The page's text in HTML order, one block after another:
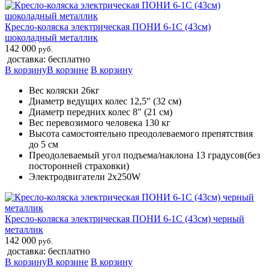
Кресло-коляска электрическая ПОНИ 6-1С (43см)
шоколадный металлик
142 000 руб.
доставка: бесплатно
В корзинуВ корзине В корзину
Вес коляски 26кг
Диаметр ведущих колес 12,5" (32 см)
Диаметр передних колес 8" (21 см)
Вес перевозимого человека 130 кг
Высота самостоятельно преодолеваемого препятствия
до 5 см
Преодолеваемый угол подъема/наклона 13 градусов(без
посторонней страховки)
Электродвигатели 2х250W
Кресло-коляска электрическая ПОНИ 6-1С (43см) черный
металлик
142 000 руб.
доставка: бесплатно
В корзинуВ корзине В корзину